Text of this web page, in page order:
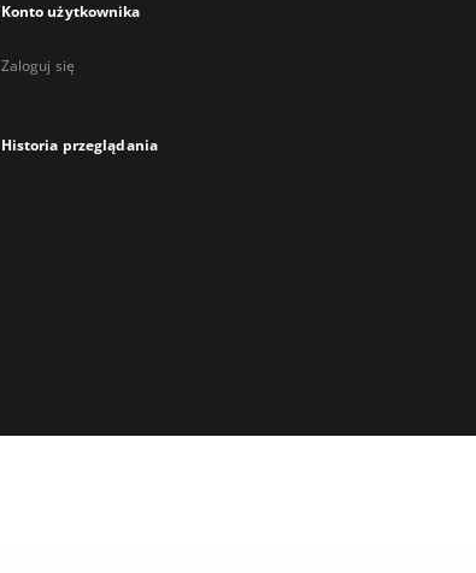
Konto użytkownika
Zaloguj się
Historia przeglądania